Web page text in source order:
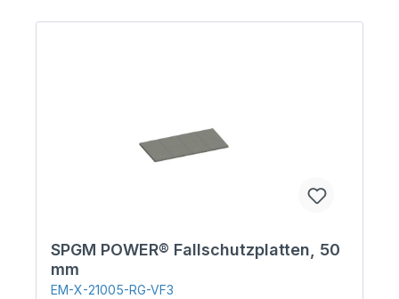
SPGM POWER® Fallschutzplatten, 50
mm
EM-X-21005-RG-VF3